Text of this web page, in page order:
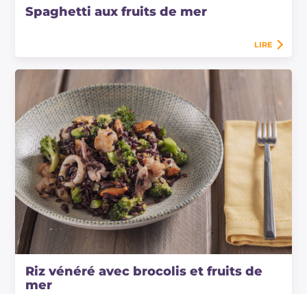
Spaghetti aux fruits de mer
LIRE
Riz vénéré avec brocolis et fruits de
mer